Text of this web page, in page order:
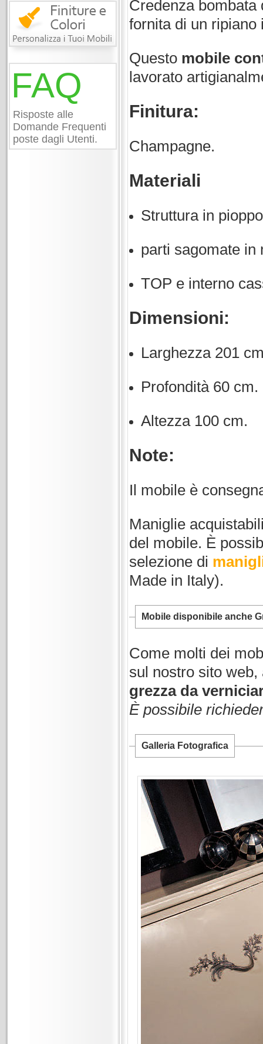
FAQ
Risposte alle
Domande Frequenti
poste dagli Utenti.
Credenza bombata
fornita di un ripiano
Questo mobile
lavorato
Finitura:
Champagne.
Materiali
Struttura in
parti sagomate in
TOP e interno
Dimensioni:
Larghezza 201
Profondità 60 cm.
Altezza 100 cm.
Note:
Il mobile è
Maniglie
del mobile. È
selezione di
Made in Italy).
Mobile disponibile anche
Come molti dei
sul nostro sito
grezza da
È possibile
Galleria Fotografica